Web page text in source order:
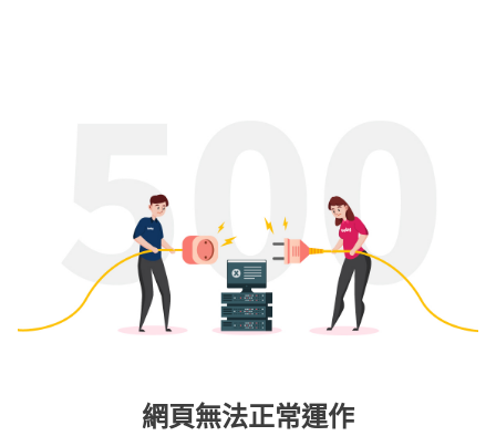
網頁無法正常運作